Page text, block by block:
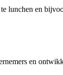
lunchen en
en